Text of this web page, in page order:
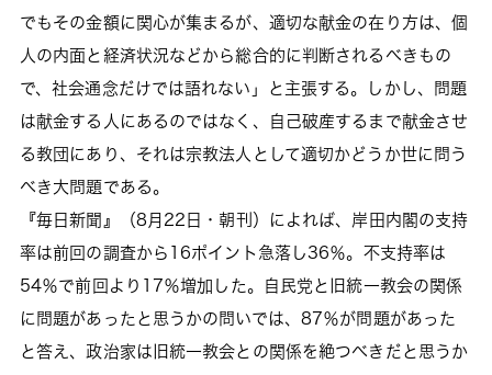
でもその金額に関心が集まるが、適切な献金の在り方は、個
人の内面と経済状況などから総合的に判断されるべきもの
で、社会通念だけでは語れない」と主張する。しかし、問題
は献金する人にあるのではなく、自己破産するまで献金させ
る教団にあり、それは宗教法人として適切かどうか世に問う
べき大問題である。
『毎日新聞』（8月22日・朝刊）によれば、岸田内閣の支持
率は前回の調査から16ポイント急落し36％。不支持率は
54％で前回より17％増加した。自民党と旧統一教会の関係
に問題があったと思うかの問いでは、87％が問題があった
と答え、政治家は旧統一教会との関係を絶つべきだと思うか